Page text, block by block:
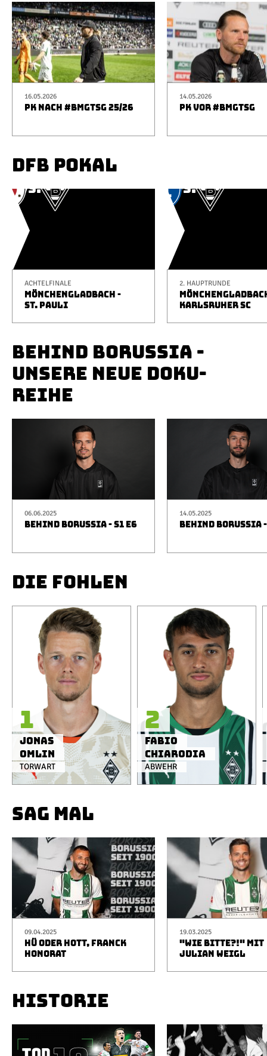
16.05.2026
PK NACH #BMGTSG 25/26
14.05.2026
PK VOR #BMGTSG
DFB POKAL
ACHTELFINALE
MÖNCHENGLADBACH -
ST. PAULI
2. HAUPTRUNDE
KARLSRUHER SC
BEHIND BORUSSIA -
UNSERE NEUE DOKU-
REIHE
06.06.2025
BEHIND BORUSSIA - S1 E6
14.05.2025
BEHIND BORUSSIA
DIE FOHLEN
TORWART
Jonas
Omlin
1
ABWEHR
Fabio
Chiarodia
2
SAG MAL
09.04.2025
HÜ ODER HOTT, FRANCK
HONORAT
19.03.2025
"WIE BITTE?!" MIT
JULIAN WEIGL
HISTORIE